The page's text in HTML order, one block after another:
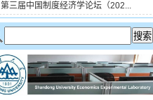
第三届中国制度经济学论坛（202...